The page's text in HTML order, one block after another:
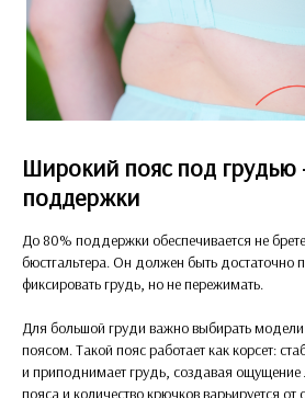
Широкий пояс под грудью
поддержки
До 80% поддержки обеспечивается не
бюстгальтера. Он должен быть
фиксировать грудь, но не пережимать.
Для большой груди важно выбирать
поясом. Такой пояс работает как корсет:
и приподнимает грудь, создавая
пояса и количество крючков варьируется